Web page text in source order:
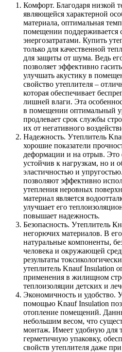
Комфорт. Благодаря низкой
являющейся характерной
материала, оптимальная
помещении
энергозатратами. Купить
только для качественной
для защиты от шума. Ведь
позволяет эффективно
улучшать акустику в
свойство утеплителя –
которая обеспечивает
лишней влаги. Эта
в помещении оптимальный
продлевает срок службы
их от негативного
Надежность. Утеплитель
хорошие показатели
деформации и на отрыв. Это
устойчив к нагрузкам, но и
эластичностью и
позволяют эффективно
утепления неровных
материал является
улучшает его
повышает надежность.
Безопасность. Утеплитель
негорючих материалов. В его
натуральные компоненты,
человека и окружающей
результаты
утеплитель Knauf Insulation
применения в жилищном
теплоизоляции детских и
Экономичность и удобство.
помощью Knauf Insulation
отопление помещений.
небольшим весом, что
монтаж. Имеет удобную для
герметичную упаковку,
свойств утеплителя даже